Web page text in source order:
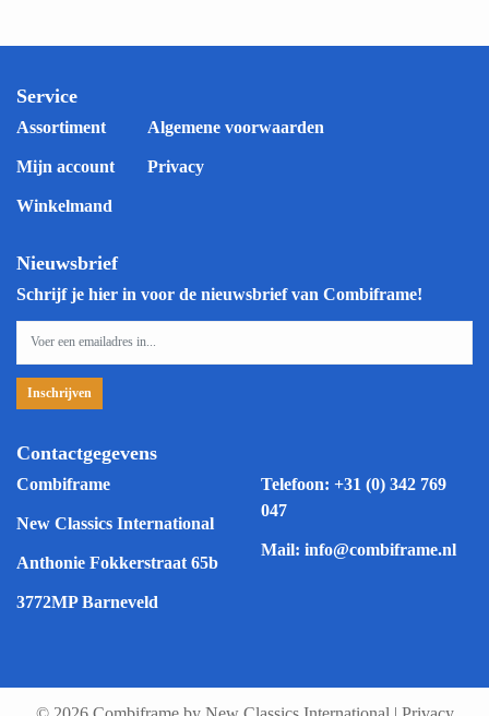
Service
Assortiment
Mijn account
Winkelmand
Algemene voorwaarden
Privacy
Nieuwsbrief
Schrijf je hier in voor de nieuwsbrief van Combiframe!
Contactgegevens
Combiframe
New Classics International
Anthonie Fokkerstraat 65b
3772MP Barneveld
Telefoon: +31 (0) 342 769
047
Mail: info@combiframe.nl